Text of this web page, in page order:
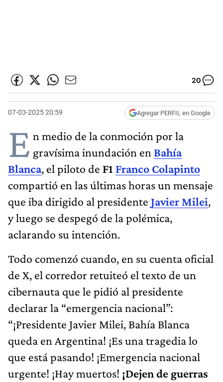
20
07-03-2025 20:59 Agregar PERFIL en Google
E n medio de la conmoción por la
gravísima inundación en Bahía
Blanca, el piloto de F1 Franco Colapinto
compartió en las últimas horas un mensaje
que iba dirigido al presidente Javier Milei,
y luego se despegó de la polémica,
aclarando su intención.
Todo comenzó cuando, en su cuenta oficial
de X, el corredor retuiteó el texto de un
cibernauta que le pidió al presidente
declarar la “emergencia nacional”:
“¡Presidente Javier Milei, Bahía Blanca
queda en Argentina! ¡Es una tragedia lo
que está pasando! ¡Emergencia nacional
urgente! ¡Hay muertos! ¡Dejen de guerras